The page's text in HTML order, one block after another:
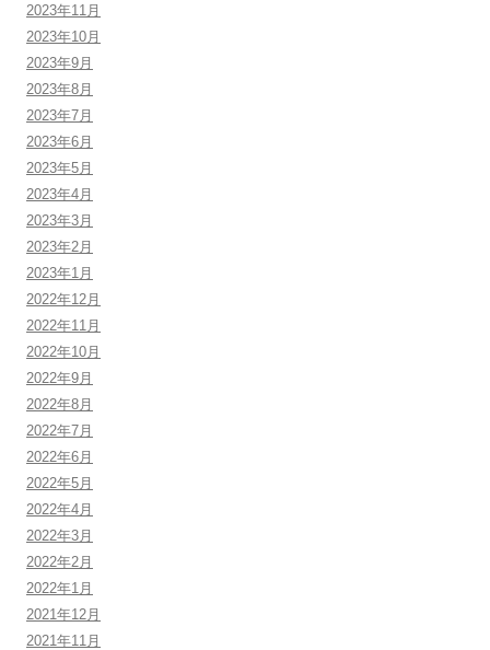
2023年11月
2023年10月
2023年9月
2023年8月
2023年7月
2023年6月
2023年5月
2023年4月
2023年3月
2023年2月
2023年1月
2022年12月
2022年11月
2022年10月
2022年9月
2022年8月
2022年7月
2022年6月
2022年5月
2022年4月
2022年3月
2022年2月
2022年1月
2021年12月
2021年11月